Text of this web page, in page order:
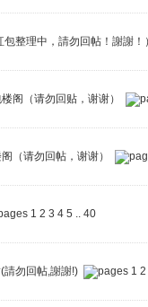
整理中，請勿回帖！謝謝！
阁（请勿回贴，谢谢）
（请勿回帖，谢谢）
1 2 3 4 5 .. 40
勿回帖,謝謝!) 1 2